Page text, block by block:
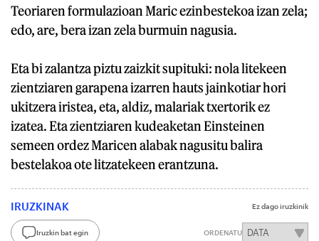
Teoriaren formulazioan Maric ezinbestekoa izan zela;
edo, are, bera izan zela burmuin nagusia.
Eta bi zalantza piztu zaizkit supituki: nola litekeen
zientziaren garapena izarren hauts jainkotiar hori
ukitzera iristea, eta, aldiz, malariak txertorik ez
izatea. Eta zientziaren kudeaketan Einsteinen
semeen ordez Maricen alabak nagusitu balira
bestelakoa ote litzatekeen erantzuna.
IRUZKINAK Ez dago iruzkinik
Iruzkin bat egin ORDENATU